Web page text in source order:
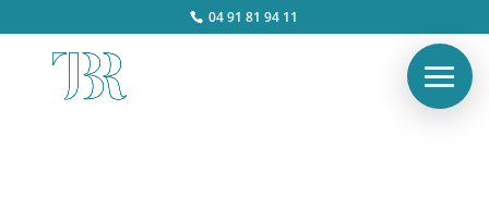
04 91 81 94 11